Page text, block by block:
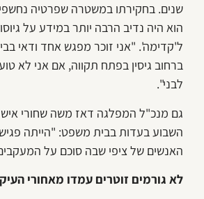
שנים. בחקירתו במשטרה שפרטיה
הוא היה נדיב הרבה יותר במידע על
ל'קדימה'. "אני זוכר מפגש אחד ודאי
ברחוב גיסין בפתח תקווה, אם אני לא
לבני".
גם מנכ"ל המפלגה דאז משה שחורי
השבוע בעדות בבית משפט: "הייתה
האנשים של ציפי שבה סוכם על
לא גורמים זוטרים עמדו מאחורי